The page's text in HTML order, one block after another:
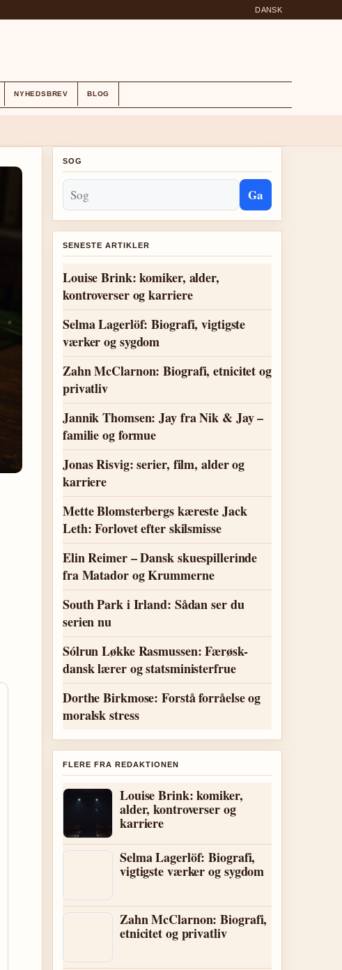
DANSK
NYHEDSBREV BLOG
SOG
Ga
SENESTE ARTIKLER
Louise Brink: komiker, alder,
kontroverser og karriere
Selma Lagerlöf: Biografi, vigtigste
værker og sygdom
Zahn McClarnon: Biografi, etnicitet og
privatliv
Jannik Thomsen: Jay fra Nik & Jay –
familie og formue
Jonas Risvig: serier, film, alder og
karriere
Mette Blomsterbergs kæreste Jack
Leth: Forlovet efter skilsmisse
Elin Reimer – Dansk skuespillerinde
fra Matador og Krummerne
South Park i Irland: Sådan ser du
serien nu
Sólrun Løkke Rasmussen: Færøsk-
dansk lærer og statsministerfrue
Dorthe Birkmose: Forstå forråelse og
moralsk stress
FLERE FRA REDAKTIONEN
Louise Brink: komiker,
alder, kontroverser og
karriere
Selma Lagerlöf: Biografi,
vigtigste værker og sygdom
Zahn McClarnon: Biografi,
etnicitet og privatliv